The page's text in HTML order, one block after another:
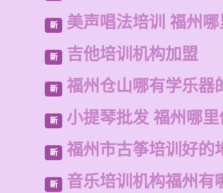
新 美声唱法培训 福州
新 吉他培训机构加盟
新 福州仓山哪有学乐器
新 小提琴批发 福州哪
新 福州市古筝培训好的
新 音乐培训机构福州有